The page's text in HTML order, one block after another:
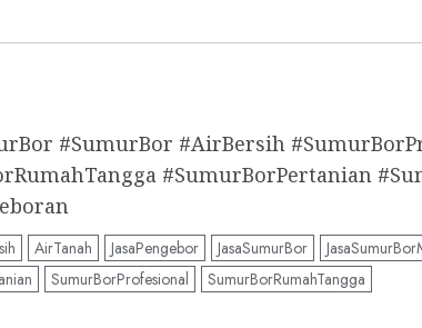
#SumurBor #AirBersih
#SumurBorPertanian
AirTanah JasaPengebor JasaSumurBor
SumurBorProfesional SumurBorRumahTangga